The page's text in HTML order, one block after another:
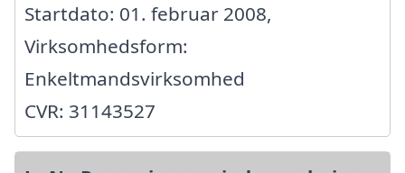
Startdato: 01. februar 2008,
Virksomhedsform:
Enkeltmandsvirksomhed
CVR: 31143527